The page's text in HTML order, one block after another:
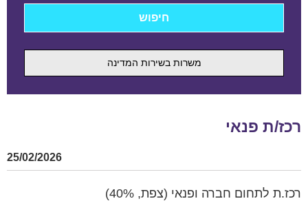
משרות בשירות המדינה
רכז/ת פנאי
25/02/2026
רכז.ת לתחום חברה ופנאי (צפת, 40%)